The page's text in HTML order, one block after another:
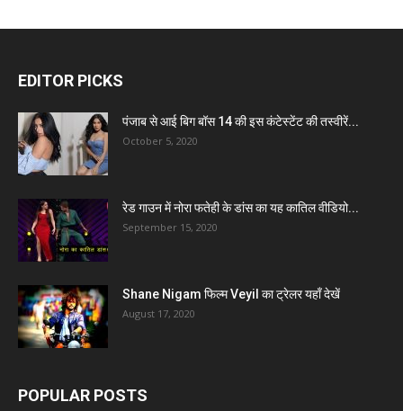
EDITOR PICKS
पंजाब से आई बिग बॉस 14 की इस कंटेस्टेंट की तस्वीरें...
October 5, 2020
रेड गाउन में नोरा फतेही के डांस का यह कातिल वीडियो...
September 15, 2020
Shane Nigam फिल्म Veyil का ट्रेलर यहाँ देखें
August 17, 2020
POPULAR POSTS